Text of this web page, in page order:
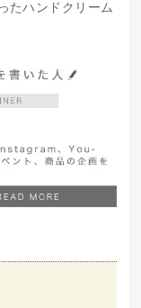
たハンドクリーム